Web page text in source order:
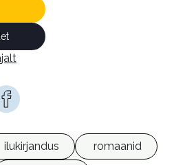
ilukirjandus
romaanid